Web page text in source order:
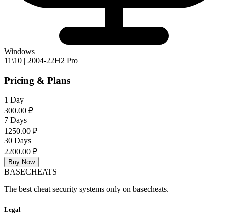
Windows
11\10 | 2004-22H2 Pro
Pricing & Plans
1 Day
300.00 ₽
7 Days
1250.00 ₽
30 Days
2200.00 ₽
Buy Now
BASECHEATS
The best cheat security systems only on basecheats.
Legal